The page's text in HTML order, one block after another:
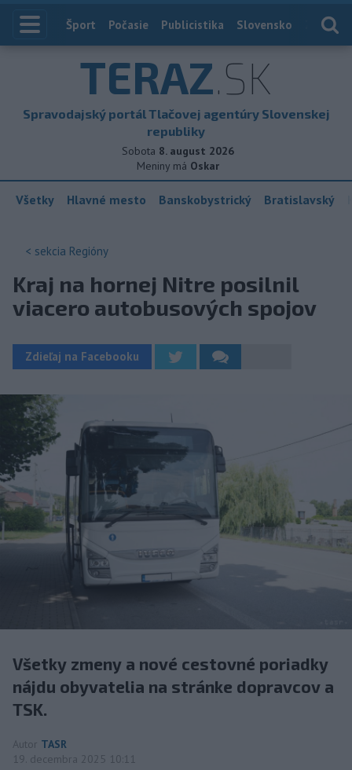
Index
Šport Počasie Publicistika Slovensko
TERAZ.SK
Spravodajský portál Tlačovej agentúry Slovenskej
republiky
Sobota 8. august 2026
Meniny má Oskar
Všetky Hlavné mesto Banskobystrický Bratislavský
< sekcia Regióny
Kraj na hornej Nitre posilnil
viacero autobusových spojov
Zdieľaj na Facebooku
Všetky zmeny a nové cestovné poriadky
nájdu obyvatelia na stránke dopravcov a
TSK.
Autor TASR
19. decembra 2025 10:11